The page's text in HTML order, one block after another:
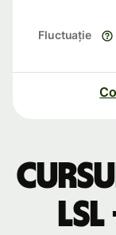
Fluctuație